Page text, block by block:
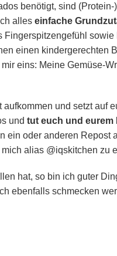
benötigt, sind (Protein-
alles einfache
Fingerspitzengefühl sowie
einen kindergerechten
eins: Meine Gemüse-
und setzt auf
und tut euch und eurem
ein oder anderen Repost
alias @iqskitchen zu
hat, so bin ich guter
ebenfalls schmecken